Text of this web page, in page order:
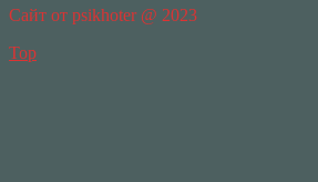
Сайт от psikhoter @ 2023
Top